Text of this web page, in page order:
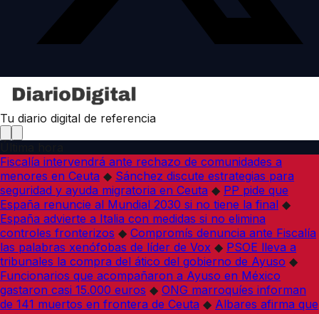
Tu diario digital de referencia
Fiscalía intervendrá ante rechazo de comunidades a
menores en Ceuta ◆ Sánchez discute estrategias para
seguridad y ayuda migratoria en Ceuta ◆ PP pide que
España renuncie al Mundial 2030 si no tiene la final ◆
España advierte a Italia con medidas si no elimina
controles fronterizos ◆ Compromís denuncia ante Fiscalía
las palabras xenófobas de líder de Vox ◆ PSOE lleva a
tribunales la compra del ático del gobierno de Ayuso ◆
Funcionarios que acompañaron a Ayuso en México
gastaron casi 15.000 euros ◆ ONG marroquíes informan
de 141 muertos en frontera de Ceuta ◆ Albares afirma que